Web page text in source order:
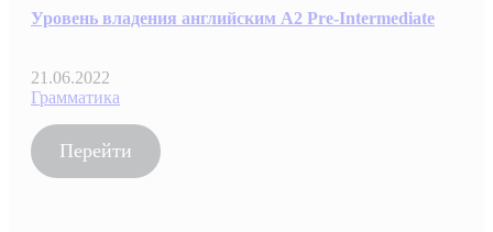
Уровень владения английским A2 Pre-Intermediate
21.06.2022
Грамматика
Перейти